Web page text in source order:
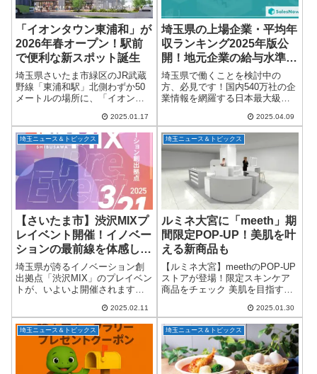
「イオンタウン東浦和」が
2026年春オープン！駅前
で便利な新スポット誕生
埼玉県さいたま市緑区のJR武蔵
野線「東浦和駅」北側わずか50
メートルの場所に、「イオンタ
プンします！駅前という抜群の
立地に加え、徒歩や自転車での
アクセスも便利。さらに、公共
交通機関での...
2025.01.17
埼玉県の上場企業・平均年
収ランキング2025年版公
開！地元企業の給与水準が
一目でわかる注目データ
埼玉県で働くことを検討中の
方、必見です！国内540万社の企
業情報を網羅する日本最大級の
から、埼玉県に本社を置く上場
企業の平均年収ランキング
（2025年版）が発表されまし
た。埼玉県...
2025.04.09
埼玉ニュース＆トピックス
【さいたま市】渋沢MIXプ
レイベント開催！イノベー
ションの最前線を体感しよ
う
埼玉県が誇るイノベーション創
出拠点「渋沢MIX」のプレイベン
トが、いよいよ開催されます！
に、注目のプログラム成果発表
会と交流の場が用意されていま
す。新規事業開発やスタートア
ップ支援、ロボテ...
2025.02.11
埼玉ニュース＆トピックス
ルミネ大宮に「meeth」期
間限定POP-UP！美肌を叶
える新商品も
【ルミネ大宮】meethのPOP-UP
ストアが登場！限定スキンケア
商品をチェック 美肌を目指す人
ド「meeth / ミース」が、2025年
2月13日（木）からルミネ大宮で
POP-UPストア...
2025.01.30
埼玉ニュース＆トピックス 埼玉ニュース＆トピックス